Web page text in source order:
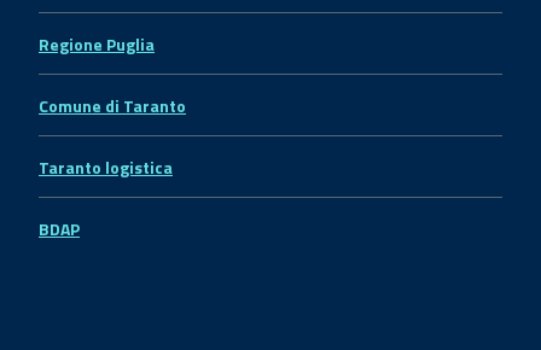
Regione Puglia
Comune di Taranto
Taranto logistica
BDAP